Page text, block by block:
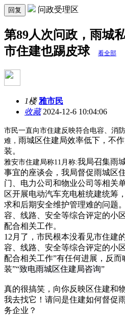
回复 问政受理区
第89人次问政，雨城
市住建也踢皮球
看全部
1楼 雅市民
收藏2024-12-6 10:04:06
市民一直向市住建反映符合电容、消
难， 雨城区住建局效率低下，不
装。
雅安市住建局称11月称:我局召集雨
事宜的座谈会，我局督促雨城区
门、电力公司和物业公司等相关
区开展电动汽车充电桩统建统筹
求和后期安全维护管理难的问题
容、线路、安全等综合评定的小
配合相关工作。
12月了，市民根本没看见市住建
容、线路、安全等综合评定的小
配合相关工作”有任何进展，反
装”“致电雨城区住建局咨询”
真的很搞笑，向你反映区住建和
我去找它！请问是住建如何督促
务企业？